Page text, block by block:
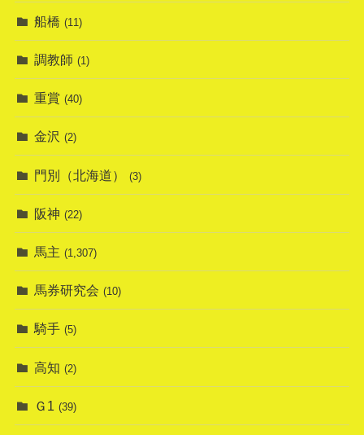
船橋 (11)
調教師 (1)
重賞 (40)
金沢 (2)
門別（北海道） (3)
阪神 (22)
馬主 (1,307)
馬券研究会 (10)
騎手 (5)
高知 (2)
Ｇ1 (39)